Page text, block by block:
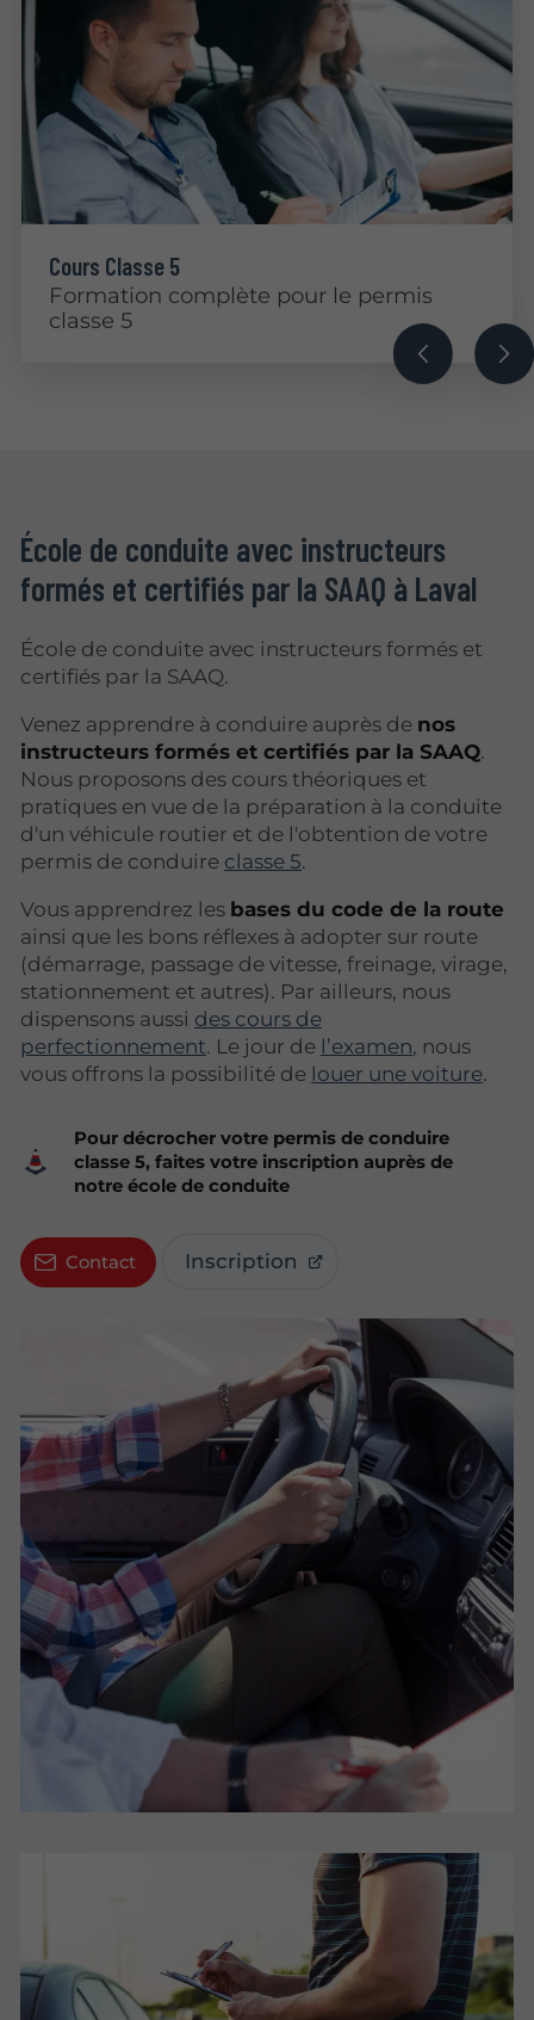
Cours Classe 5
Formation complète pour le permis
classe 5
École de conduite avec instructeurs
formés et certifiés par la SAAQ à Laval
École de conduite avec instructeurs formés et
certifiés par la SAAQ.
Venez apprendre à conduire auprès de nos
instructeurs formés et certifiés par la SAAQ.
Nous proposons des cours théoriques et
pratiques en vue de la préparation à la conduite
d'un véhicule routier et de l'obtention de votre
permis de conduire classe 5.
Vous apprendrez les bases du code de la route
ainsi que les bons réflexes à adopter sur route
(démarrage, passage de vitesse, freinage, virage,
stationnement et autres). Par ailleurs, nous
dispensons aussi des cours de
perfectionnement. Le jour de l’examen, nous
vous offrons la possibilité de louer une voiture.
Pour décrocher votre permis de conduire
classe 5, faites votre inscription auprès de
notre école de conduite
Contact Inscription